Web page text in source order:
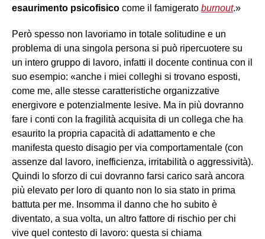
esaurimento psicofisico come il famigerato burnout.»
Però spesso non lavoriamo in totale solitudine e un
problema di una singola persona si può ripercuotere su
un intero gruppo di lavoro, infatti il docente continua con il
suo esempio: «anche i miei colleghi si trovano esposti,
come me, alle stesse caratteristiche organizzative
energivore e potenzialmente lesive. Ma in più dovranno
fare i conti con la fragilità acquisita di un collega che ha
esaurito la propria capacità di adattamento e che
manifesta questo disagio per via comportamentale (con
assenze dal lavoro, inefficienza, irritabilità o aggressività).
Quindi lo sforzo di cui dovranno farsi carico sarà ancora
più elevato per loro di quanto non lo sia stato in prima
battuta per me. Insomma il danno che ho subito è
diventato, a sua volta, un altro fattore di rischio per chi
vive quel contesto di lavoro: questa si chiama